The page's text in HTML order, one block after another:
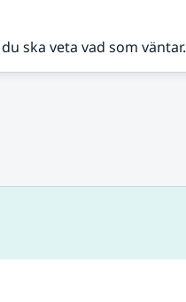
ska veta vad som väntar.